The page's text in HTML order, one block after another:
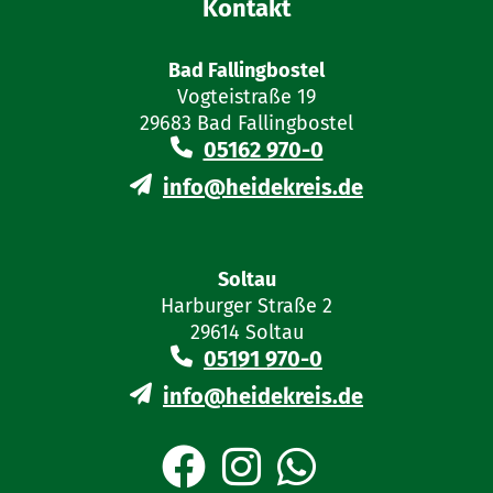
§ 11 Niedersächsisches Schulgesetz (NSchG)
Kontakt
Bad Fallingbostel
Vogteistraße 19
29683 Bad Fallingbostel
05162 970-0
info@heidekreis.de
Soltau
Harburger Straße 2
29614 Soltau
05191 970-0
info@heidekreis.de